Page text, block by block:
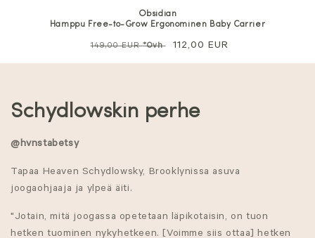
Obsidian
Hamppu Free-to-Grow Ergonominen Baby Carrier
Normaali
hinta
149,00 EUR*Ovh Alennushinta
112,00 EUR
K
o
k
o
e
Schydlowskin perhe
@hvnstabetsy
Tapaa Heaven Schydlowsky, Brooklynissa asuva
joogaohjaaja ja ylpeä äiti.
"Jotain, mitä joogassa opetetaan läpikotaisin, on tuon
hetken tuominen nykyhetkeen. [Voimme siis ottaa] hetken